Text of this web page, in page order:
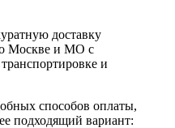
доставку
Москве и МО с
и
способов оплаты,
подходящий вариант: